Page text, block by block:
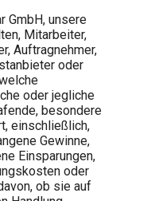
GmbH, unsere
Mitarbeiter,
Auftragnehmer,
oder
oder jegliche
besondere
einschließlich,
Gewinne,
Einsparungen,
oder
ob sie auf